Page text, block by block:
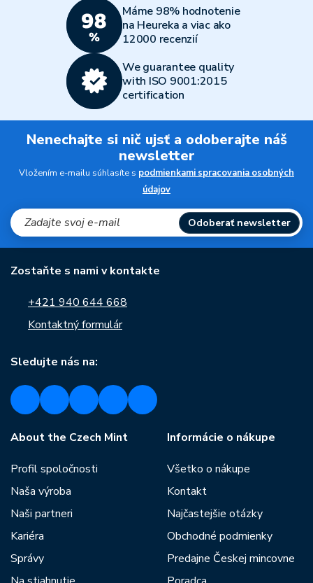
Máme 98% hodnotenie
na Heureka a viac ako
12000 recenzií
We guarantee quality
with ISO 9001:2015
certification
Nenechajte si nič ujsť a odoberajte náš
newsletter
Vložením e-mailu súhlasíte s podmienkami spracovania osobných
údajov
Odoberať newsletter
Zostaňte s nami v kontakte
+421 940 644 668
Kontaktný formulár
Sledujte nás na:
About the Czech Mint
Profil spoločnosti
Naša výroba
Naši partneri
Kariéra
Správy
Informácie o nákupe
Všetko o nákupe
Kontakt
Najčastejšie otázky
Obchodné podmienky
Predajne Českej mincovne